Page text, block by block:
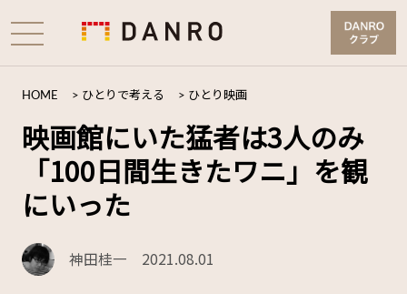
HOME > ひとりで考える > ひとり映画
映画館にいた猛者は3人のみ
「100日間生きたワニ」を観
にいった
神田桂一 2021.08.01